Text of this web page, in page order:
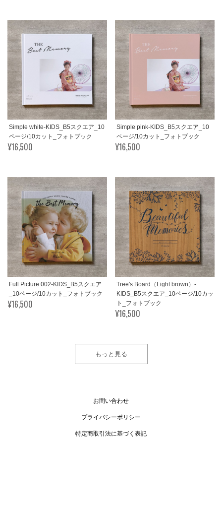
Simple white-KIDS_B5スクエア_10
ページ/10カット_フォトブック
¥16,500
Simple pink-KIDS_B5スクエア_10
ページ/10カット_フォトブック
¥16,500
Full Picture 002-KIDS_B5スクエア
_10ページ/10カット_フォトブック
¥16,500
Tree's Board（Light brown）-
KIDS_B5スクエア_10ページ/10カッ
ト_フォトブック
¥16,500
もっと見る
お問い合わせ
プライバシーポリシー
特定商取引法に基づく表記